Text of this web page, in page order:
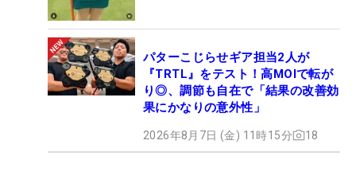
パターこじらせギア担当2人が
『TRTL』をテスト！高MOIで転が
り◎、調節も自在で「結果の改善効
果にかなりの意外性」
2026年8月7日 (金) 11時15分 18